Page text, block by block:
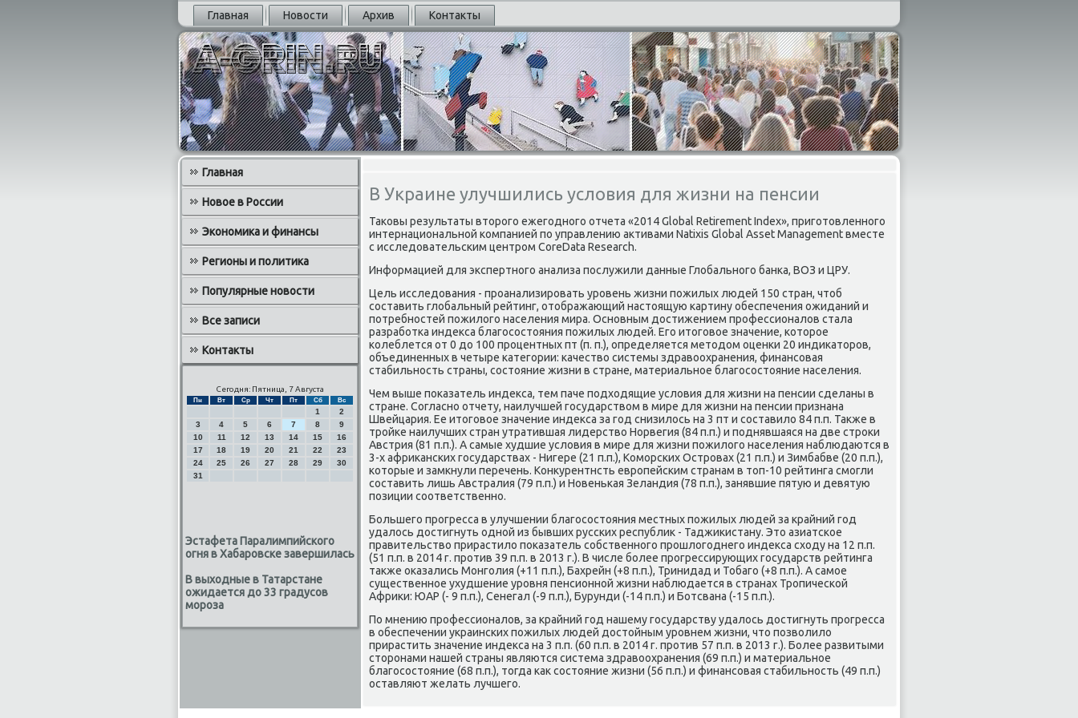
Главная Новости Архив Контакты
Главная
Новое в России
Экономика и финансы
Регионы и политика
Популярные новости
Все записи
Контакты
Сегодня: Пятница, 7 Августа
Пн Вт Ср Чт Пт Сб Вс
1
2
3
4 5 6 7 8
9
10
11 12 13 14 15
16
17
18 19 20 21 22
23
24
25 26 27 28 29
30
31
Эстафета Паралимпийского
огня в Хабаровске завершилась
В выходные в Татарстане
ожидается до 33 градусов
мороза
В Украине улучшились условия для жизни на пенсии
Таковы результаты второго ежегодного отчета «2014 Global Retirement Index», приготовленного
интернациональной компанией по управлению активами Natixis Global Asset Management вместе
с исследовательским центром CoreData Research.
Информацией для экспертного анализа послужили данные Глобального банка, ВОЗ и ЦРУ.
Цель исследования - проанализировать уровень жизни пожилых людей 150 стран, чтоб
составить глобальный рейтинг, отображающий настоящую картину обеспечения ожиданий и
потребностей пожилого населения мира. Основным достижением профессионалов стала
разработка индекса благосостояния пожилых людей. Его итоговое значение, которое
колеблется от 0 до 100 процентных пт (п. п.), определяется методом оценки 20 индикаторов,
объединенных в четыре категории: качество системы здравоохранения, финансовая
стабильность страны, состояние жизни в стране, материальное благосостояние населения.
Чем выше показатель индекса, тем паче подходящие условия для жизни на пенсии сделаны в
стране. Согласно отчету, наилучшей государством в мире для жизни на пенсии признана
Швейцария. Ее итоговое значение индекса за год снизилось на 3 пт и составило 84 п.п. Также в
тройке наилучших стран утратившая лидерство Норвегия (84 п.п.) и поднявшаяся на две строки
Австрия (81 п.п.). А самые худшие условия в мире для жизни пожилого населения наблюдаются в
3-х африканских государствах - Нигере (21 п.п.), Коморских Островах (21 п.п.) и Зимбабве (20 п.п.),
которые и замкнули перечень. Конкурентнсть европейским странам в топ-10 рейтинга смогли
составить лишь Австралия (79 п.п.) и Новенькая Зеландия (78 п.п.), занявшие пятую и девятую
позиции соответственно.
Большего прогресса в улучшении благосостояния местных пожилых людей за крайний год
удалось достигнуть одной из бывших русских республик - Таджикистану. Это азиатское
правительство прирастило показатель собственного прошлогоднего индекса сходу на 12 п.п.
(51 п.п. в 2014 г. против 39 п.п. в 2013 г.). В числе более прогрессирующих государств рейтинга
также оказались Монголия (+11 п.п.), Бахрейн (+8 п.п.), Тринидад и Тобаго (+8 п.п.). А самое
существенное ухудшение уровня пенсионной жизни наблюдается в странах Тропической
Африки: ЮАР (- 9 п.п.), Сенегал (-9 п.п.), Бурунди (-14 п.п.) и Ботсвана (-15 п.п.).
По мнению профессионалов, за крайний год нашему государству удалось достигнуть прогресса
в обеспечении украинских пожилых людей достойным уровнем жизни, что позволило
прирастить значение индекса на 3 п.п. (60 п.п. в 2014 г. против 57 п.п. в 2013 г.). Более развитыми
сторонами нашей страны являются система здравоохранения (69 п.п.) и материальное
благосостояние (68 п.п.), тогда как состояние жизни (56 п.п.) и финансовая стабильность (49 п.п.)
оставляют желать лучшего.